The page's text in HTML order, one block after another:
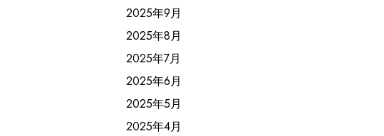
2025年9月
2025年8月
2025年7月
2025年6月
2025年5月
2025年4月